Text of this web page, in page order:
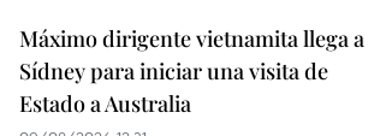
Máximo dirigente vietnamita llega a
Sídney para iniciar una visita de
Estado a Australia